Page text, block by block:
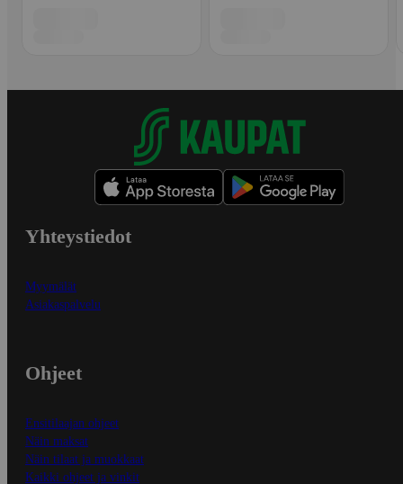
Yhteystiedot
Myymälät
Asiakaspalvelu
Ohjeet
Ensitilaajan ohjeet
Näin maksat
Näin tilaat ja muokkaat
Kaikki ohjeet ja vinkit